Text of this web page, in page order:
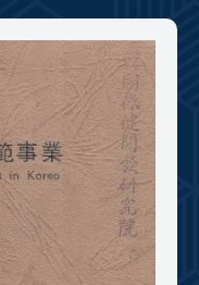
영상 기록물
년 광장